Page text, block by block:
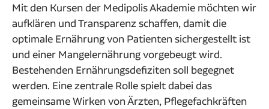
Mit den Kursen der Medipolis Akademie möchten wir
aufklären und Transparenz schaffen, damit die
optimale Ernährung von Patienten sichergestellt ist
und einer Mangelernährung vorgebeugt wird.
Bestehenden Ernährungsdefiziten soll begegnet
werden. Eine zentrale Rolle spielt dabei das
gemeinsame Wirken von Ärzten, Pflegefachkräften